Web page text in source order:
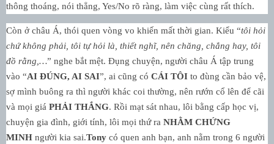
thông thoáng, nói thẳng, Yes/No rõ ràng, làm việc cùng rất thích.
Còn ở châu Á, thói quen vòng vo khiến mất thời gian. Kiểu “tôi hỏi
chứ không phải, tôi tự hỏi là, thiết nghĩ, nên chăng, chẳng hay, tôi
đồ rằng,…” nghe bắt mệt. Đụng chuyện, người châu Á tập trung
vào “AI ĐÚNG, AI SAI”, ai cũng có CÁI TÔI to đùng cần bảo vệ,
sợ mình buông ra thì người khác coi thường, nên rướn cổ lên để cãi
và mọi giá PHẢI THẮNG. Rồi mạt sát nhau, lôi bằng cấp học vị,
chuyện gia đình, giới tính, lôi mọi thứ ra NHẰM CHỨNG
MINH người kia sai.Tony có quen anh bạn, anh nằm trong 6 người